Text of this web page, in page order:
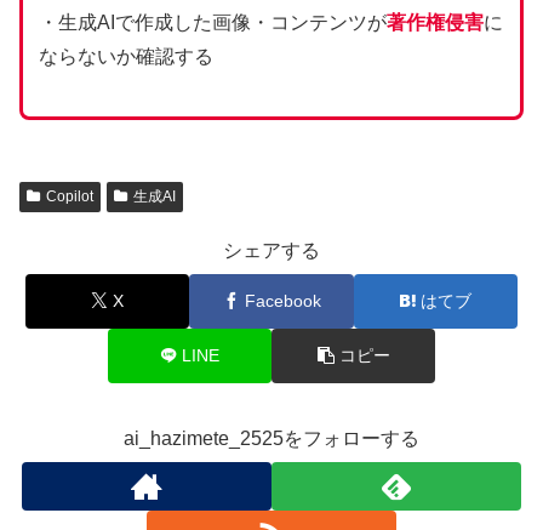
・生成AIで作成した画像・コンテンツが著作権侵害に
ならないか確認する
Copilot 生成AI
シェアする
X Facebook はてブ
LINE コピー
ai_hazimete_2525をフォローする